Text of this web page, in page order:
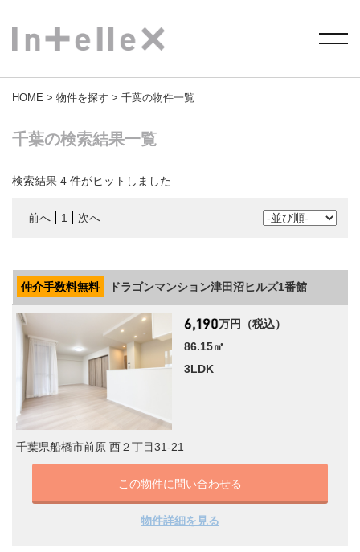
HOME > 物件を探す > 千葉の物件一覧
千葉の検索結果一覧
検索結果 4 件がヒットしました
前へ 1 次へ
仲介手数料無料 ドラゴンマンション津田沼ヒルズ1番館
万円（税込）
86.15㎡
3LDK
千葉県船橋市前原 西２丁目31-21
この物件に問い合わせる
物件詳細を見る